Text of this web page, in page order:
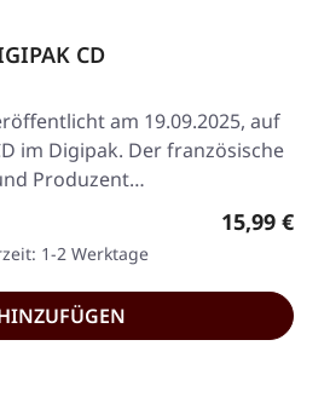
CD
am 19.09.2025, auf
im Digipak. Der französische
Produzent…
Regulärer
15,99 €
1-2 Werktage